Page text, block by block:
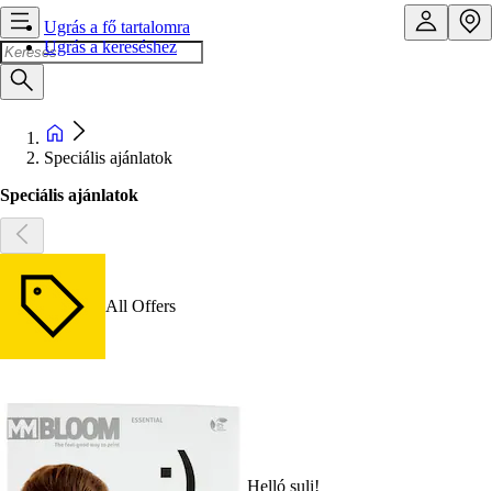
Ugrás a fő tartalomra
Ugrás a kereséshez
Speciális ajánlatok
Speciális ajánlatok
All Offers
Helló suli!